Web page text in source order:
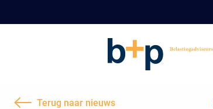
Terug naar nieuws